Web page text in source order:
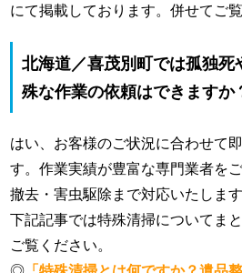
にて掲載しております。併せてご覧
北海道／喜茂別町では孤独死
殊な作業の依頼はできますか
はい、お客様のご状況に合わせて
す。作業実績が豊富な専門業者を
撤去・害虫駆除まで対応いたします
下記記事では特殊清掃についてま
ご覧ください。